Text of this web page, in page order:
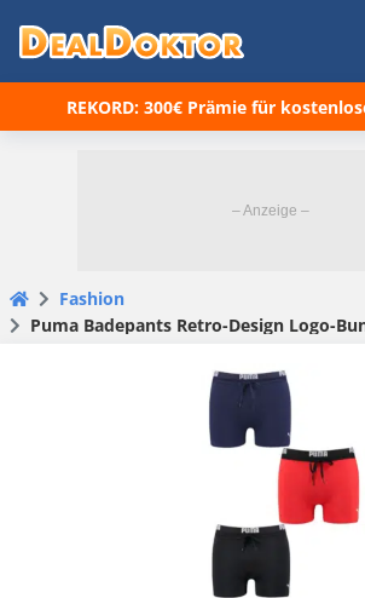
REKORD: 300€ Prämie für
Fashion
Puma Badepants Retro-Design Logo-Bund